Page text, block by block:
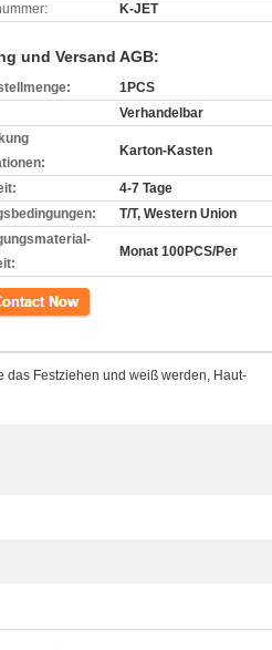
K-JET
und Versand AGB:
1PCS
Verhandelbar
Karton-Kasten
4-7 Tage
T/T, Western Union
Monat 100PCS/Per
das Festziehen und weiß werden, Haut-